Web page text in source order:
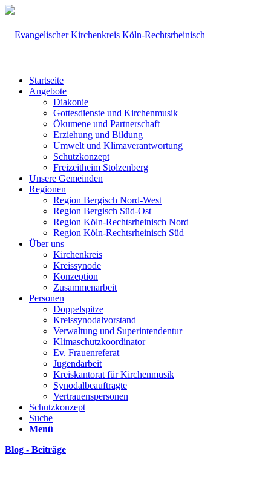
Startseite
Angebote
Diakonie
Gottesdienste und Kirchenmusik
Ökumene und Partnerschaft
Erziehung und Bildung
Umwelt und Klimaverantwortung
Schutzkonzept
Freizeitheim Stolzenberg
Unsere Gemeinden
Regionen
Region Bergisch Nord-West
Region Bergisch Süd-Ost
Region Köln-Rechtsrheinisch Nord
Region Köln-Rechtsrheinisch Süd
Über uns
Kirchenkreis
Kreissynode
Konzeption
Zusammenarbeit
Personen
Doppelspitze
Kreissynodalvorstand
Verwaltung und Superintendentur
Klimaschutzkoordinator
Ev. Frauenreferat
Jugendarbeit
Kreiskantorat für Kirchenmusik
Synodalbeauftragte
Vertrauenspersonen
Schutzkonzept
Suche
Menü
Blog - Beiträge